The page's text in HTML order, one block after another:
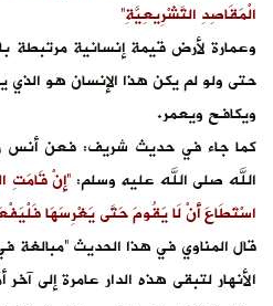
في هذا الكون
بد من أن ينتج
قال: قال رسول
فَسِيلَةٌ، فَإِنْ
الأشجار وحفر
المعدود المعلوم